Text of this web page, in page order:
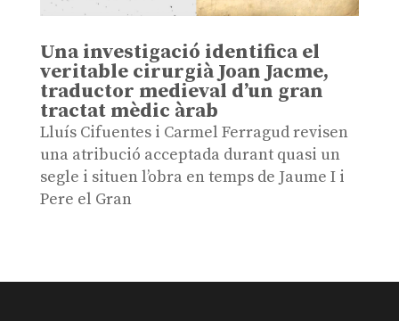
Una investigació identifica el
veritable cirurgià Joan Jacme,
traductor medieval d’un gran
tractat mèdic àrab
Lluís Cifuentes i Carmel Ferragud revisen
una atribució acceptada durant quasi un
segle i situen l’obra en temps de Jaume I i
Pere el Gran